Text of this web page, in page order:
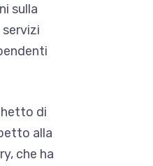
sulla
di
alla
che ha